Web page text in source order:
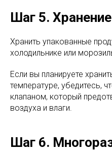
Шаг 5. Хранение
Хранить упакованные
холодильнике или
Если вы планируете
температуре, убедитесь,
клапаном, который
воздуха и влаги.
Шаг 6.